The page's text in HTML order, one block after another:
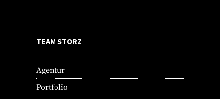
TEAM STORZ
Agentur
Portfolio